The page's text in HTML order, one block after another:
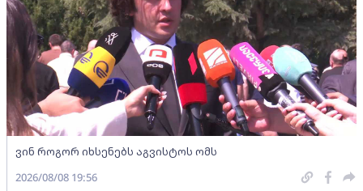
ვინ როგორ იხსენებს აგვისტოს ომს
2026/08/08 19:56